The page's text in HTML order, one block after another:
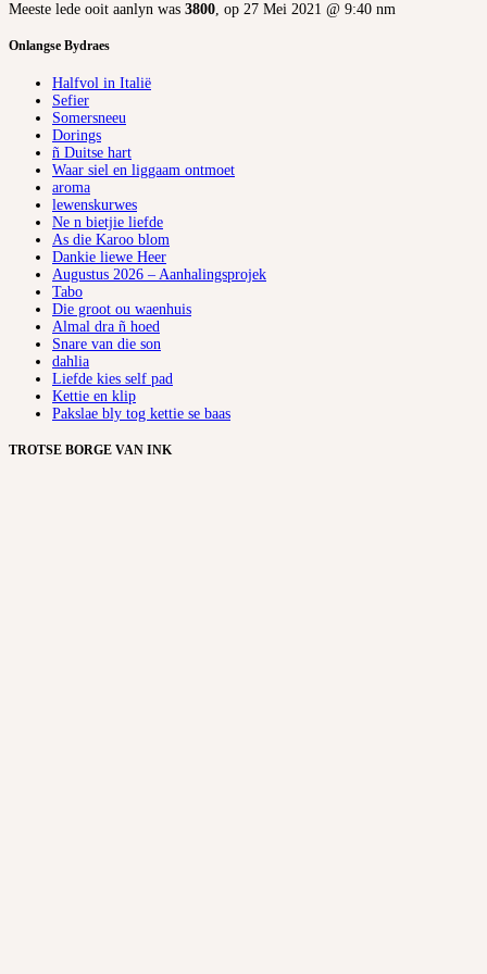
Meeste lede ooit aanlyn was 3800, op 27 Mei 2021 @ 9:40 nm
Onlangse Bydraes
Halfvol in Italië
Sefier
Somersneeu
Dorings
ñ Duitse hart
Waar siel en liggaam ontmoet
aroma
lewenskurwes
Ne n bietjie liefde
As die Karoo blom
Dankie liewe Heer
Augustus 2026 – Aanhalingsprojek
Tabo
Die groot ou waenhuis
Almal dra ñ hoed
Snare van die son
dahlia
Liefde kies self pad
Kettie en klip
Pakslae bly tog kettie se baas
TROTSE BORGE VAN INK